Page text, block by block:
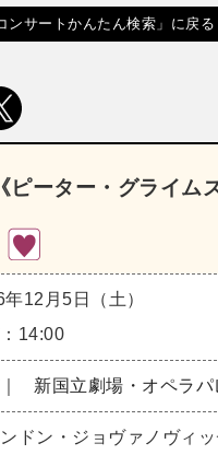
ンサートかんたん検索」に戻る
ピーター・グライムズ
12月5日（土）
14:00
新国立劇場・オペラパ
ドン・ジョヴァノヴィ